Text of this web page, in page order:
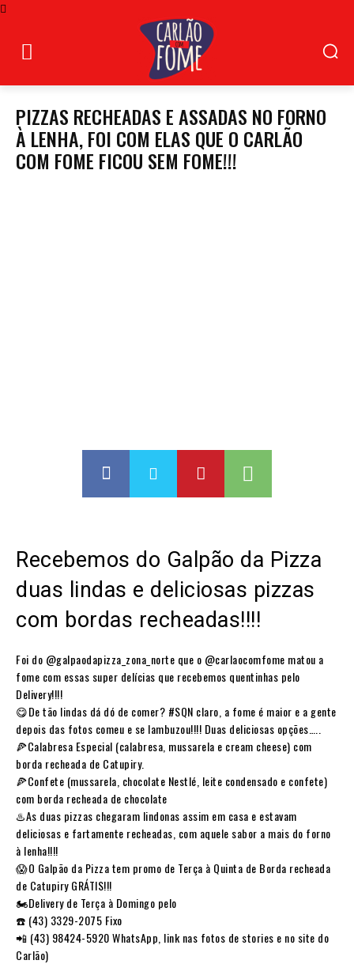
PIZZAS RECHEADAS E ASSADAS NO FORNO
À LENHA, FOI COM ELAS QUE O CARLÃO
COM FOME FICOU SEM FOME!!!
Recebemos do Galpão da Pizza
duas lindas e deliciosas pizzas
com bordas recheadas!!!!
Foi do @galpaodapizza_zona_norte que o @carlaocomfome matou a
fome com essas super delícias que recebemos quentinhas pelo
Delivery!!!!
😋De tão lindas dá dó de comer? #SQN claro, a fome é maior e a gente
depois das fotos comeu e se lambuzou!!!! Duas deliciosas opções…..
🍕Calabresa Especial (calabresa, mussarela e cream cheese) com
borda recheada de Catupiry.
🍕Confete (mussarela, chocolate Nestlé, leite condensado e confete)
com borda recheada de chocolate
♨️As duas pizzas chegaram lindonas assim em casa e estavam
deliciosas e fartamente recheadas, com aquele sabor a mais do forno
à lenha!!!!
😱O Galpão da Pizza tem promo de Terça à Quinta de Borda recheada
de Catupiry GRÁTIS!!!
🏍️Delivery de Terça à Domingo pelo
☎️ (43) 3329-2075 Fixo
📲 (43) 98424-5920 WhatsApp, link nas fotos de stories e no site do
Carlão)